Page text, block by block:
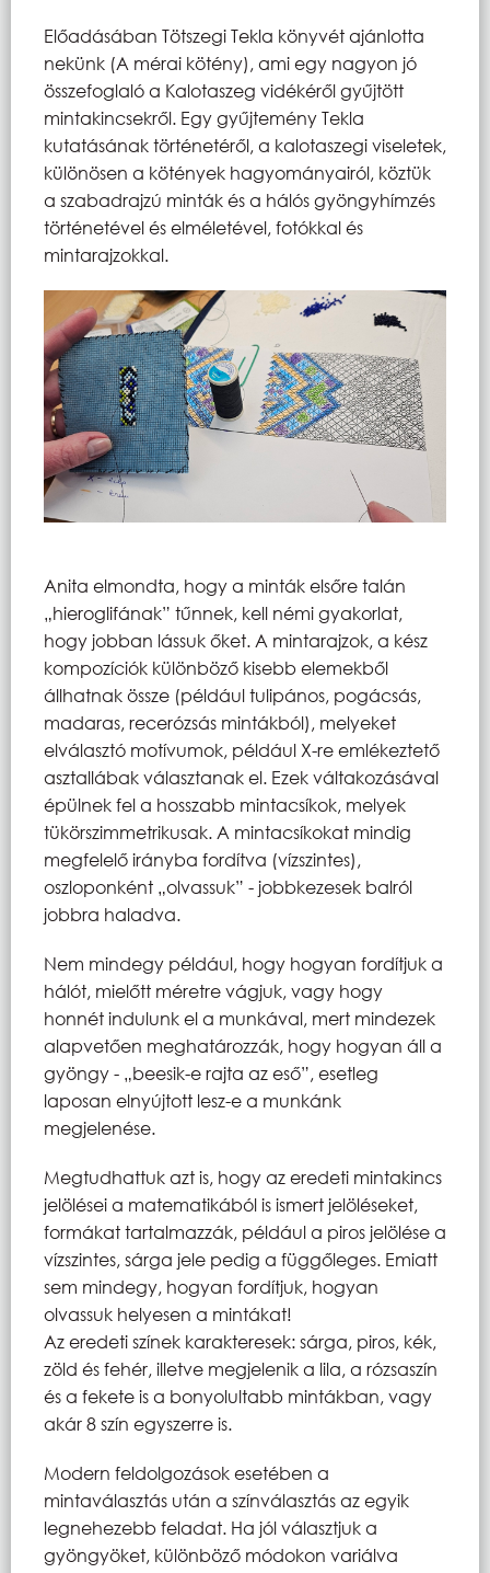
Előadásában Tötszegi Tekla könyvét ajánlotta
nekünk (A mérai kötény), ami egy nagyon jó
összefoglaló a Kalotaszeg vidékéről gyűjtött
mintakincsekről. Egy gyűjtemény Tekla
kutatásának történetéről, a kalotaszegi viseletek,
különösen a kötények hagyományairól, köztük
a szabadrajzú minták és a hálós gyöngyhímzés
történetével és elméletével, fotókkal és
mintarajzokkal.
Anita elmondta, hogy a minták elsőre talán
„hieroglifának” tűnnek, kell némi gyakorlat,
hogy jobban lássuk őket. A mintarajzok, a kész
kompozíciók különböző kisebb elemekből
állhatnak össze (például tulipános, pogácsás,
madaras, recerózsás mintákból), melyeket
elválasztó motívumok, például X-re emlékeztető
asztallábak választanak el. Ezek váltakozásával
épülnek fel a hosszabb mintacsíkok, melyek
tükörszimmetrikusak. A mintacsíkokat mindig
megfelelő irányba fordítva (vízszintes),
oszloponként „olvassuk” - jobbkezesek balról
jobbra haladva.
Nem mindegy például, hogy hogyan fordítjuk a
hálót, mielőtt méretre vágjuk, vagy hogy
honnét indulunk el a munkával, mert mindezek
alapvetően meghatározzák, hogy hogyan áll a
gyöngy - „beesik-e rajta az eső”, esetleg
laposan elnyújtott lesz-e a munkánk
megjelenése.
Megtudhattuk azt is, hogy az eredeti mintakincs
jelölései a matematikából is ismert jelöléseket,
formákat tartalmazzák, például a piros jelölése a
vízszintes, sárga jele pedig a függőleges. Emiatt
sem mindegy, hogyan fordítjuk, hogyan
olvassuk helyesen a mintákat!
Az eredeti színek karakteresek: sárga, piros, kék,
zöld és fehér, illetve megjelenik a lila, a rózsaszín
és a fekete is a bonyolultabb mintákban, vagy
akár 8 szín egyszerre is.
Modern feldolgozások esetében a
mintaválasztás után a színválasztás az egyik
legnehezebb feladat. Ha jól választjuk a
gyöngyöket, különböző módokon variálva